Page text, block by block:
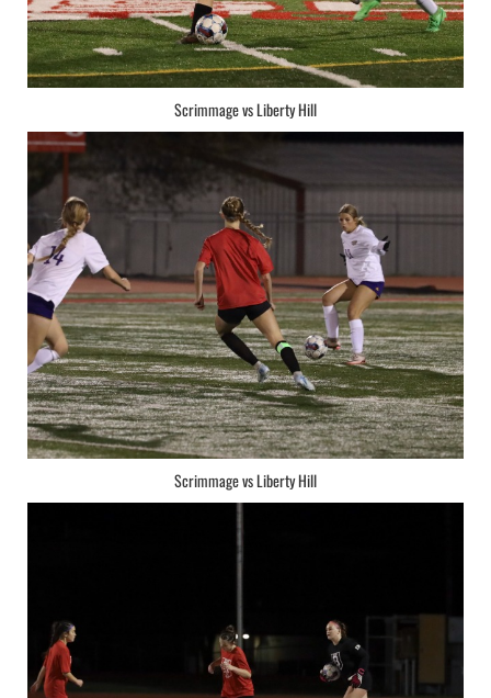
Scrimmage vs Liberty Hill
Scrimmage vs Liberty Hill